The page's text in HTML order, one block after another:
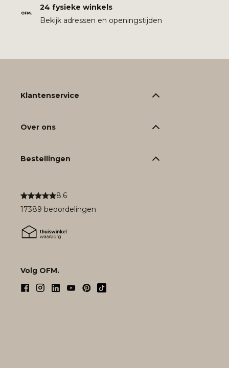
24 fysieke winkels
Bekijk adressen en openingstijden
8.6
17389 beoordelingen
Volg OFM.
Klantenservice
Over ons
Bestellingen